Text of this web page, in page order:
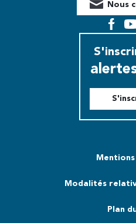
Nous
Modalités
Plan